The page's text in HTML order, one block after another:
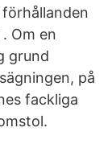
Om en
grund
på
fackliga